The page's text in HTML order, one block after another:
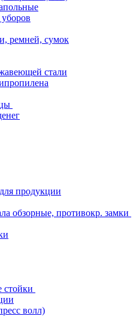
ремней, сумок
стали
продукции
обзорные, противокр. замки
волл)